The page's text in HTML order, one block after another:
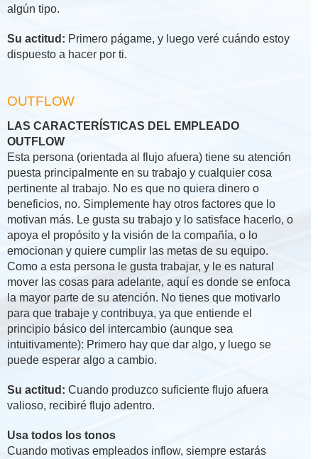
algún tipo.
Su actitud: Primero págame, y luego veré cuándo estoy
dispuesto a hacer por ti.
OUTFLOW
LAS CARACTERÍSTICAS DEL EMPLEADO
OUTFLOW
Esta persona (orientada al flujo afuera) tiene su atención
puesta principalmente en su trabajo y cualquier cosa
pertinente al trabajo. No es que no quiera dinero o
beneficios, no. Simplemente hay otros factores que lo
motivan más. Le gusta su trabajo y lo satisface hacerlo, o
apoya el propósito y la visión de la compañía, o lo
emocionan y quiere cumplir las metas de su equipo.
Como a esta persona le gusta trabajar, y le es natural
mover las cosas para adelante, aquí es donde se enfoca
la mayor parte de su atención. No tienes que motivarlo
para que trabaje y contribuya, ya que entiende el
principio básico del intercambio (aunque sea
intuitivamente): Primero hay que dar algo, y luego se
puede esperar algo a cambio.
Su actitud: Cuando produzco suficiente flujo afuera
valioso, recibiré flujo adentro.
Usa todos los tonos
Cuando motivas empleados inflow, siempre estarás